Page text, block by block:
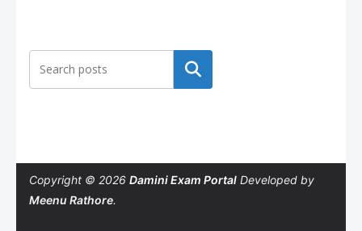
Search
Copyright © 2026 Damini Exam Portal Developed by
Meenu Rathore.